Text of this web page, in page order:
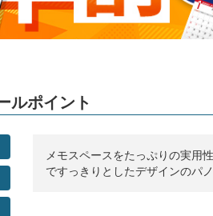
ルポイント
メモスペースをたっぷりの実用
ですっきりとしたデザインのパ